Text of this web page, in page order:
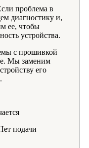
проблема в
диагностику и,
ее, чтобы
устройства.
с прошивкой
Мы заменим
его
подачи